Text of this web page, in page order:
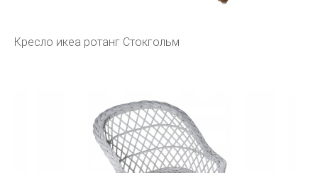
Кресло икеа ротанг Стокгольм